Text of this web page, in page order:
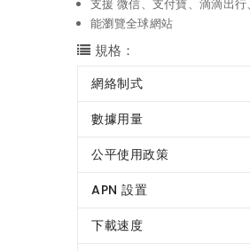
支援 微信、支付寶、滴滴出
能瀏覽全球網站
規格：
網絡制式
數據用量
公平使用政策
APN 設置
下載速度